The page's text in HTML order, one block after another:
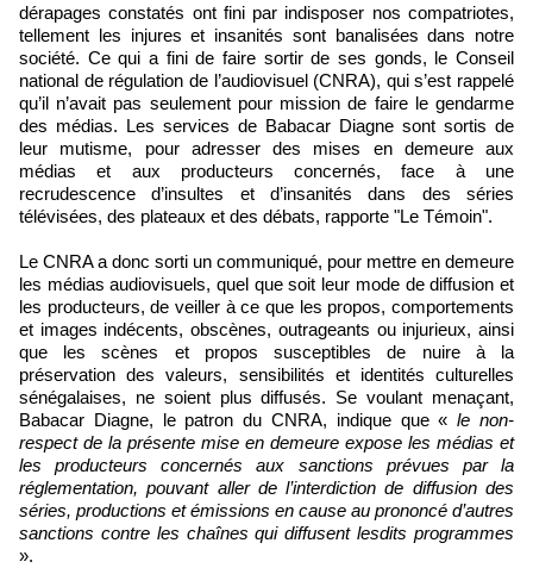
dérapages constatés ont fini par indisposer nos compatriotes,
tellement les injures et insanités sont banalisées dans notre
société. Ce qui a fini de faire sortir de ses gonds, le Conseil
national de régulation de l’audiovisuel (CNRA), qui s’est rappelé
qu’il n’avait pas seulement pour mission de faire le gendarme
des médias. Les services de Babacar Diagne sont sortis de
leur mutisme, pour adresser des mises en demeure aux
médias et aux producteurs concernés, face à une
recrudescence d’insultes et d’insanités dans des séries
télévisées, des plateaux et des débats, rapporte "Le Témoin".
Le CNRA a donc sorti un communiqué, pour mettre en demeure
les médias audiovisuels, quel que soit leur mode de diffusion et
les producteurs, de veiller à ce que les propos, comportements
et images indécents, obscènes, outrageants ou injurieux, ainsi
que les scènes et propos susceptibles de nuire à la
préservation des valeurs, sensibilités et identités culturelles
sénégalaises, ne soient plus diffusés. Se voulant menaçant,
Babacar Diagne, le patron du CNRA, indique que «le non-
respect de la présente mise en demeure expose les médias et
les producteurs concernés aux sanctions prévues par la
réglementation, pouvant aller de l’interdiction de diffusion des
séries, productions et émissions en cause au prononcé d’autres
sanctions contre les chaînes qui diffusent lesdits programmes
».